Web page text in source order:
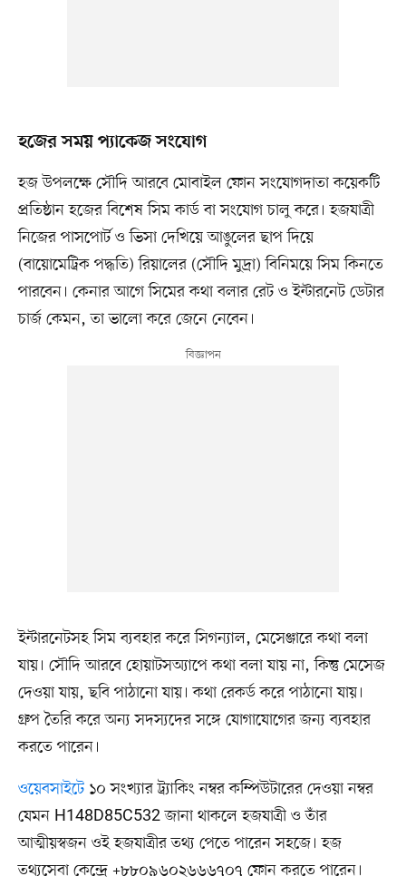
হজের সময় প্যাকেজ সংযোগ
হজ উপলক্ষে সৌদি আরবে মোবাইল ফোন সংযোগদাতা কয়েকটি
প্রতিষ্ঠান হজের বিশেষ সিম কার্ড বা সংযোগ চালু করে। হজযাত্রী
নিজের পাসপোর্ট ও ভিসা দেখিয়ে আঙুলের ছাপ দিয়ে
(বায়োমেট্রিক পদ্ধতি) রিয়ালের (সৌদি মুদ্রা) বিনিময়ে সিম কিনতে
পারবেন। কেনার আগে সিমের কথা বলার রেট ও ইন্টারনেট ডেটার
চার্জ কেমন, তা ভালো করে জেনে নেবেন।
ইন্টারনেটসহ সিম ব্যবহার করে সিগন্যাল, মেসেঞ্জারে কথা বলা
যায়। সৌদি আরবে হোয়াটসঅ্যাপে কথা বলা যায় না, কিন্তু মেসেজ
দেওয়া যায়, ছবি পাঠানো যায়। কথা রেকর্ড করে পাঠানো যায়।
গ্রুপ তৈরি করে অন্য সদস্যদের সঙ্গে যোগাযোগের জন্য ব্যবহার
করতে পারেন।
ওয়েবসাইটে১০ সংখ্যার ট্র্যাকিং নম্বর কম্পিউটারের দেওয়া নম্বর
যেমন H148D85C532 জানা থাকলে হজযাত্রী ও তাঁর
আত্মীয়স্বজন ওই হজযাত্রীর তথ্য পেতে পারেন সহজে। হজ
তথ্যসেবা কেন্দ্রে +৮৮০৯৬০২৬৬৬৭০৭ ফোন করতে পারেন।